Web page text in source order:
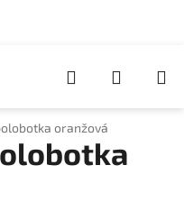
Hledat
KOŠÍK
oranžová